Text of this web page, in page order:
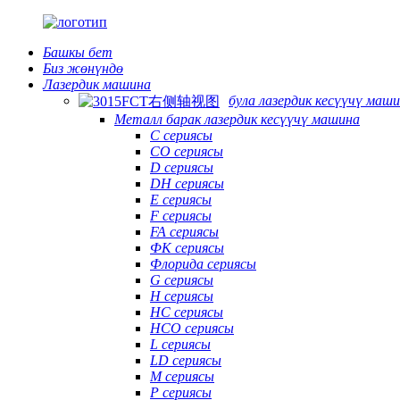
Башкы бет
Биз жөнүндө
Лазердик машина
була лазердик кесүүчү
Металл барак лазердик кесүүчү машина
C сериясы
CO сериясы
D сериясы
DH сериясы
E сериясы
F сериясы
FA сериясы
ФК сериясы
Флорида сериясы
G сериясы
H сериясы
HC сериясы
HCO сериясы
L сериясы
LD сериясы
М сериясы
P сериясы